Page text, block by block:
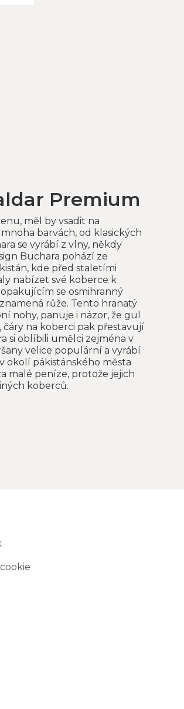
Premium
měl by vsadit na
barvách, od klasických
se vyrábí z vlny, někdy
Buchara pohází ze
kde před staletími
nabízet své koberce k
se osmihranný
růže. Tento hranatý
nohy, panuje i názor, že gul
na koberci pak přestavují
si oblíbili umělci zejména v
velice populární a vyrábí
okolí pákistánského města
malé peníze, protože jejich
koberců.